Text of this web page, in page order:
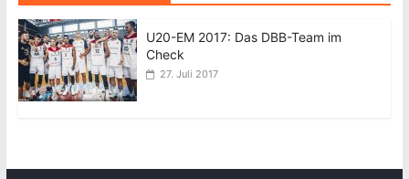
U20-EM 2017: Das DBB-Team im
Check
27. Juli 2017